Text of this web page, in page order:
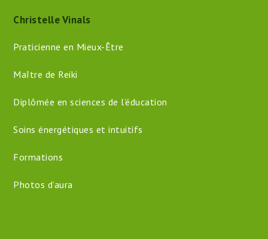
Christelle Vinals
Praticienne en Mieux-Être
Maître de Reiki
Diplômée en sciences de l’éducation
Soins énergétiques et intuitifs
Formations
Photos d’aura